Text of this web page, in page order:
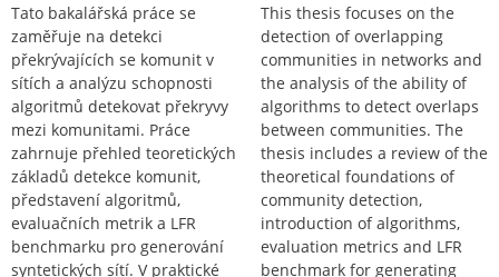
Tato bakalářská práce se
zaměřuje na detekci
překrývajících se komunit v
sítích a analýzu schopnosti
algoritmů detekovat překryvy
mezi komunitami. Práce
zahrnuje přehled teoretických
základů detekce komunit,
představení algoritmů,
evaluačních metrik a LFR
benchmarku pro generování
syntetických sítí. V praktické
This thesis focuses on the
detection of overlapping
communities in networks and
the analysis of the ability of
algorithms to detect overlaps
between communities. The
thesis includes a review of the
theoretical foundations of
community detection,
introduction of algorithms,
evaluation metrics and LFR
benchmark for generating